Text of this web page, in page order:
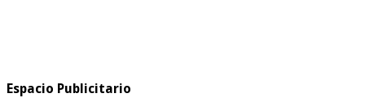
Espacio Publicitario